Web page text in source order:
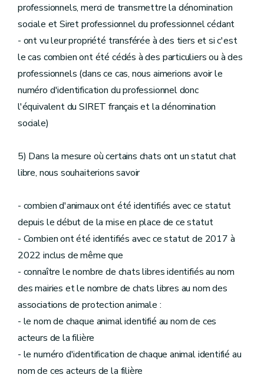
professionnels, merci de transmettre la dénomination
sociale et Siret professionnel du professionnel cédant
- ont vu leur propriété transférée à des tiers et si c'est
le cas combien ont été cédés à des particuliers ou à des
professionnels (dans ce cas, nous aimerions avoir le
numéro d'identification du professionnel donc
l'équivalent du SIRET français et la dénomination
sociale)
5) Dans la mesure où certains chats ont un statut chat
libre, nous souhaiterions savoir
- combien d'animaux ont été identifiés avec ce statut
depuis le début de la mise en place de ce statut
- Combien ont été identifiés avec ce statut de 2017 à
2022 inclus de même que
- connaître le nombre de chats libres identifiés au nom
des mairies et le nombre de chats libres au nom des
associations de protection animale :
- le nom de chaque animal identifié au nom de ces
acteurs de la filière
- le numéro d'identification de chaque animal identifié au
nom de ces acteurs de la filière